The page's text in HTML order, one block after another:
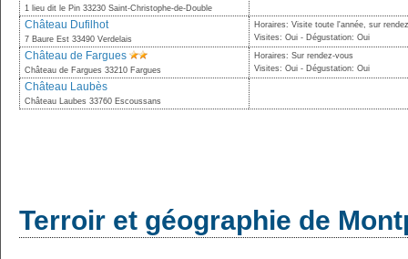
1 lieu dit le Pin 33230 Saint-Christophe-de-Double
Château Dufilhot
7 Baure Est 33490 Verdelais
Horaires: Visite toute l'année, sur
Visites: Oui - Dégustation: Oui
Château de Fargues
Château de Fargues 33210 Fargues
Horaires: Sur rendez-vous
Visites: Oui - Dégustation: Oui
Château Laubès
Château Laubes 33760 Escoussans
Terroir et géographie de